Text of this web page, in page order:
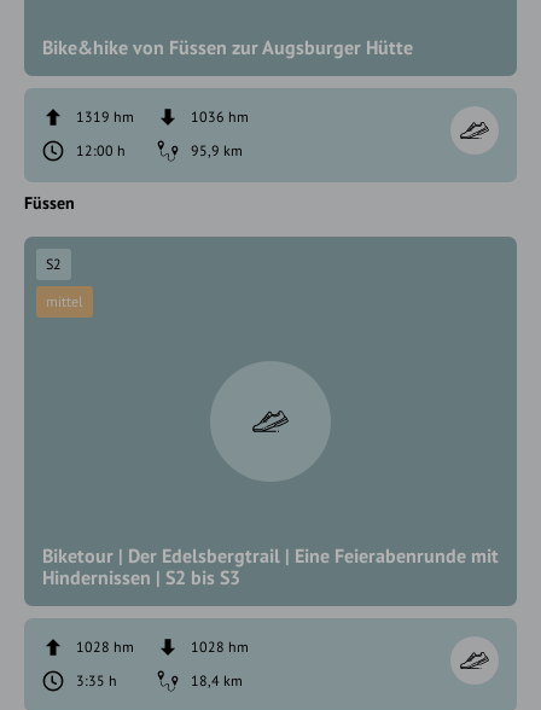
Bike&hike von Füssen zur Augsburger Hütte
1319 hm
1036 hm
12:00 h
95,9 km
Füssen
Biketour | Der Edelsbergtrail | Eine Feierabenrunde mit
Hindernissen | S2 bis S3
S2
mittel
1028 hm
1028 hm
3:35 h
18,4 km